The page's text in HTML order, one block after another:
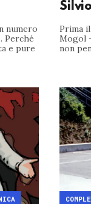
numero
Perché
e pure
Prima
Mogol
non